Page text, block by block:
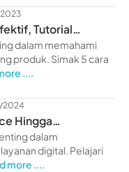
Tutorial
dalam memahami
produk. Simak 5 cara
....
Hingga
dalam
digital. Pelajari
more ....